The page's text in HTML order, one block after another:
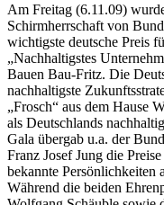
Am Freitag (6.11.09)
Schirmherrschaft von
wichtigste deutsche Preis
„Nachhaltigstes
Bauen Bau-Fritz. Die
nachhaltigste
„Frosch“ aus dem Hause
als Deutschlands
Gala übergab u.a. der
Franz Josef Jung die
bekannte Persönlichkeiten
Während die beiden